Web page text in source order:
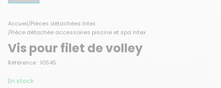
Accueil/Pièces détachées Intex
/Pièce détachée accessoires piscine et spa Intex
Vis pour filet de volley
Référence : 10545
En stock